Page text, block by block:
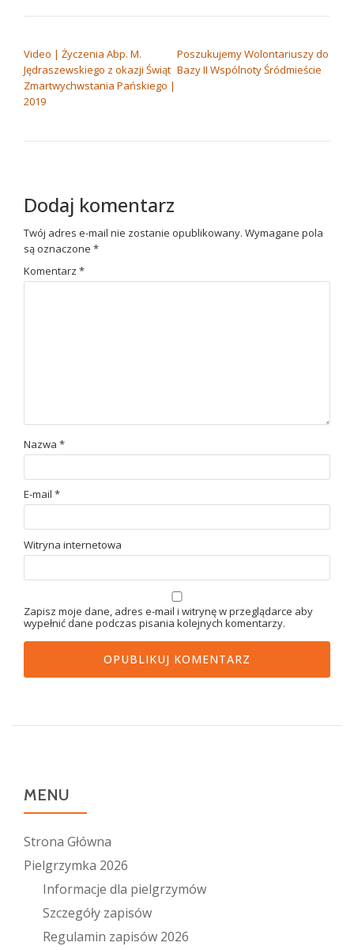
Video | Życzenia Abp. M.
Jędraszewskiego z okazji Świąt
Zmartwychwstania Pańskiego |
2019
Poszukujemy Wolontariuszy do
Bazy II Wspólnoty Śródmieście
Dodaj komentarz
Twój adres e-mail nie zostanie opublikowany. Wymagane pola
są oznaczone *
Komentarz *
Nazwa *
E-mail *
Witryna internetowa
Zapisz moje dane, adres e-mail i witrynę w przeglądarce aby
wypełnić dane podczas pisania kolejnych komentarzy.
MENU
Strona Główna
Pielgrzymka 2026
Informacje dla pielgrzymów
Szczegóły zapisów
Regulamin zapisów 2026